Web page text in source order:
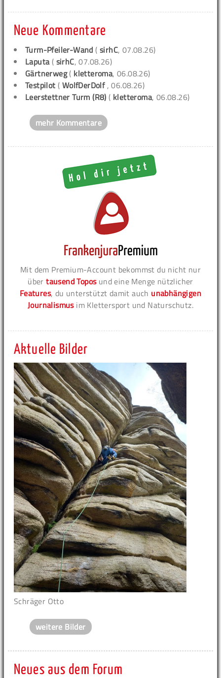
Neue Kommentare
Turm-Pfeiler-Wand (sirhC, 07.08.26)
Laputa( sirhC, 07.08.26)
Gärtnerweg( kletteroma, 06.08.26)
Testpilot ( WolfDerDolf , 06.08.26)
Leerstettner Turm (R8) ( kletteroma, 06.08.26)
mehr Kommentare
Mit dem Premium-Account bekommst du nicht nur
übertausend Toposund eine Menge nützlicher
Features, du unterstützt damit auch unabhängigen
Journalismusim Klettersport und Naturschutz.
Aktuelle Bilder
Schräger Otto
weitere Bilder
Neues aus dem Forum